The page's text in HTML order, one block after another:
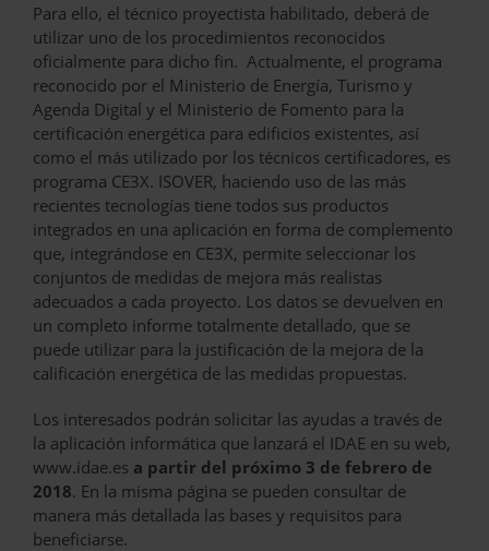
Para ello, el técnico proyectista habilitado, deberá de
utilizar uno de los procedimientos reconocidos
oficialmente para dicho fin. Actualmente, el programa
reconocido por el Ministerio de Energía, Turismo y
Agenda Digital y el Ministerio de Fomento para la
certificación energética para edificios existentes, así
como el más utilizado por los técnicos certificadores, es
programa CE3X. ISOVER, haciendo uso de las más
recientes tecnologías tiene todos sus productos
integrados en una aplicación en forma de complemento
que, integrándose en CE3X, permite seleccionar los
conjuntos de medidas de mejora más realistas
adecuados a cada proyecto. Los datos se devuelven en
un completo informe totalmente detallado, que se
puede utilizar para la justificación de la mejora de la
calificación energética de las medidas propuestas.
Los interesados podrán solicitar las ayudas a través de
la aplicación informática que lanzará el IDAE en su web,
www.idae.es a partir del próximo 3 de febrero de
2018. En la misma página se pueden consultar de
manera más detallada las bases y requisitos para
beneficiarse.